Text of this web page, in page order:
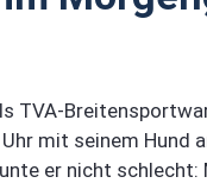
TVA-
mit seinem Hund
er nicht schlecht: